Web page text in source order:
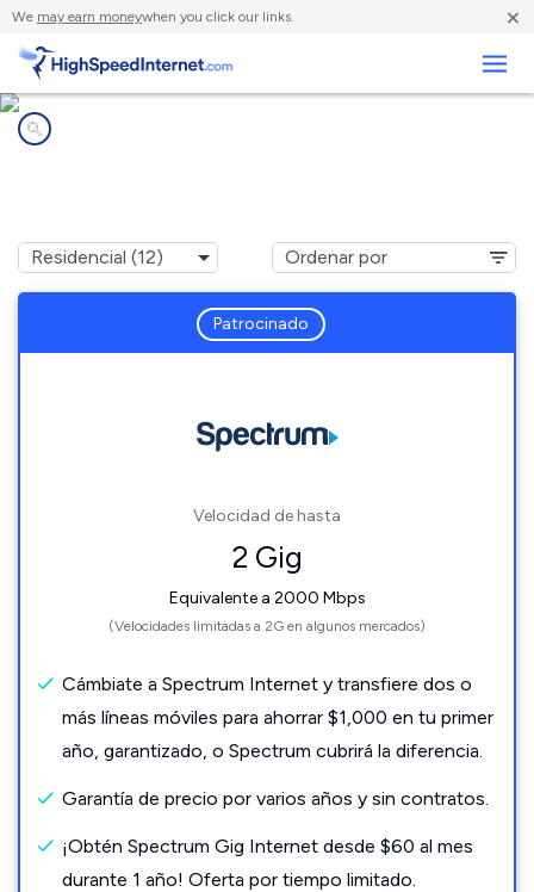
We may earn moneywhen you click our links. ×
Patrocinado
Velocidad de hasta
2 Gig
Equivalente a 2000 Mbps
(Velocidades limitadas a 2G en algunos mercados)
Cámbiate a Spectrum Internet y transfiere dos o
más líneas móviles para ahorrar $1,000 en tu primer
año, garantizado, o Spectrum cubrirá la diferencia.
Garantía de precio por varios años y sin contratos.
¡Obtén Spectrum Gig Internet desde $60 al mes
durante 1 año! Oferta por tiempo limitado.